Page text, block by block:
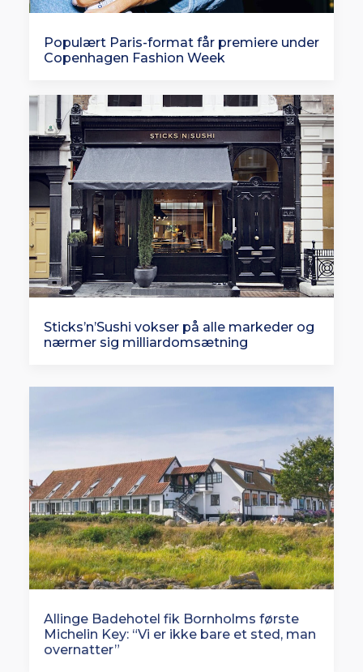
Populært Paris-format får premiere under
Copenhagen Fashion Week
Sticks’n’Sushi vokser på alle markeder og
nærmer sig milliardomsætning
Allinge Badehotel fik Bornholms første
Michelin Key: “Vi er ikke bare et sted, man
overnatter”